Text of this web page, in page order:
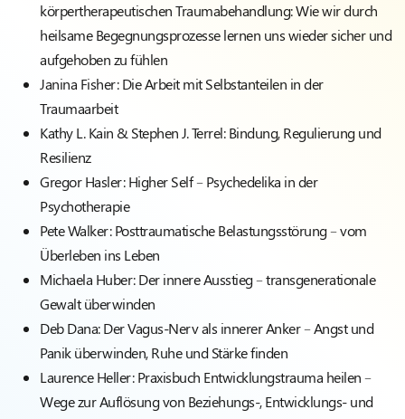
körpertherapeutischen Traumabehandlung: Wie wir durch
heilsame Begegnungsprozesse lernen uns wieder sicher und
aufgehoben zu fühlen
Janina Fisher:Die Arbeit mit Selbstanteilen in der
Traumaarbeit
Kathy L. Kain & Stephen J. Terrel:Bindung, Regulierung und
Resilienz
Gregor Hasler:Higher Self – Psychedelika in der
Psychotherapie
Pete Walker:Posttraumatische Belastungsstörung – vom
Überleben ins Leben
Michaela Huber:Der innere Ausstieg – transgenerationale
Gewalt überwinden
Deb Dana:Der Vagus-Nerv als innerer Anker – Angst und
Panik überwinden, Ruhe und Stärke finden
Laurence Heller:Praxisbuch Entwicklungstrauma heilen –
Wege zur Auflösung von Beziehungs-, Entwicklungs- und